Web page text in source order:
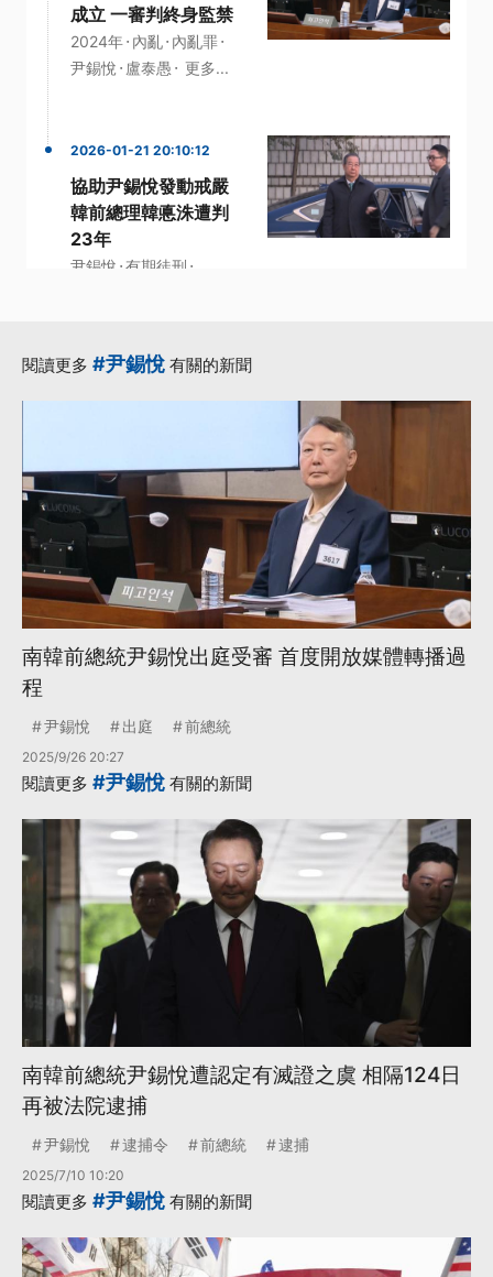
成立 一審判終身監禁
2024年· 內亂· 內亂罪·
尹錫悅 · 盧泰愚 · 更多...
2026-01-21 20:10:12
協助尹錫悅發動戒嚴
韓前總理韓悳洙遭判
23年
尹錫悅 ·有期徒刑 ·
閱讀更多 #尹錫悅 有關的新聞
南韓前總統尹錫悅出庭受審 首度開放媒體轉播過
程
尹錫悅 出庭 前總統
2025/9/26 20:27
閱讀更多 #尹錫悅 有關的新聞
南韓前總統尹錫悅遭認定有滅證之虞 相隔124日
再被法院逮捕
尹錫悅 逮捕令 前總統 逮捕
2025/7/10 10:20
閱讀更多 #尹錫悅 有關的新聞